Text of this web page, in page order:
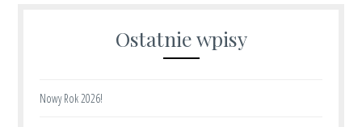
Ostatnie wpisy
Nowy Rok 2026!